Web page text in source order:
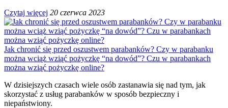
Czytaj więcej 20 czerwca 2023
Jak chronić się przed oszustwem parabanków? Czy w parabanku
można wciąż wziąć pożyczkę “na dowód”? Czu w parabankach
można wziąć pożyczkę online?
W dzisiejszych czasach wiele osób zastanawia się nad tym, jak
skorzystać z usług parabanków w sposób bezpieczny i
niepaństwiony.